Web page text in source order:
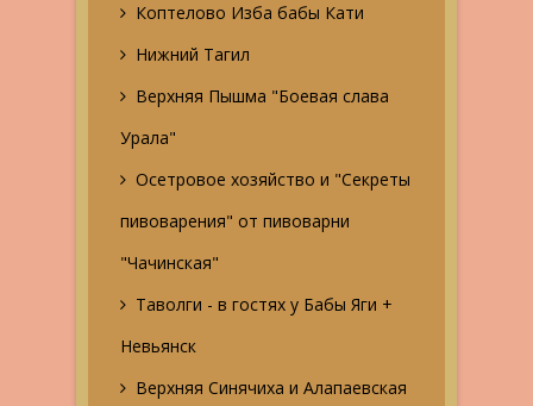
Коптелово Изба бабы Кати
Нижний Тагил
Верхняя Пышма "Боевая слава
Урала"
Осетровое хозяйство и "Секреты
пивоварения" от пивоварни
"Чачинская"
Таволги - в гостях у Бабы Яги +
Невьянск
Верхняя Синячиха и Алапаевская